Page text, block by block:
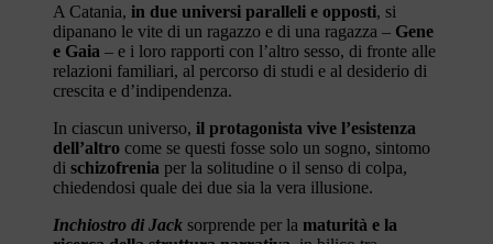
A Catania, in due universi paralleli e opposti, si
dipanano le vite di un ragazzo e di una ragazza – Gene
e Gaia – e i loro rapporti con l’altro sesso, di fronte alle
relazioni familiari, al percorso di studi e al desiderio di
crescita e d’indipendenza.
In ciascun universo, il protagonista vive l’esistenza
dell’altro come se questi fosse solo un sogno, sintomo
di schizofrenia per la solitudine o il senso di colpa,
chiedendosi quale dei due sia la vera illusione.
Inchiostro di Jack sorprende per la maturità e la